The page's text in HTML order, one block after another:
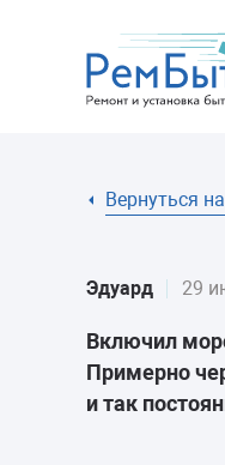
Вернуться
Эдуард 29
Включил
Примерно
и так